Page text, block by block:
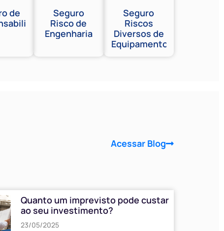
de
Seguro
Risco de
Engenharia
Seguro
Riscos
Diversos de
Equipamentos
Acessar Blog
Quanto um imprevisto pode custar
ao seu investimento?
23/05/2025